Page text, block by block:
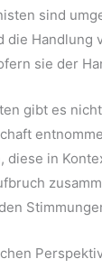
sind
die
sie der
gibt es
diese in